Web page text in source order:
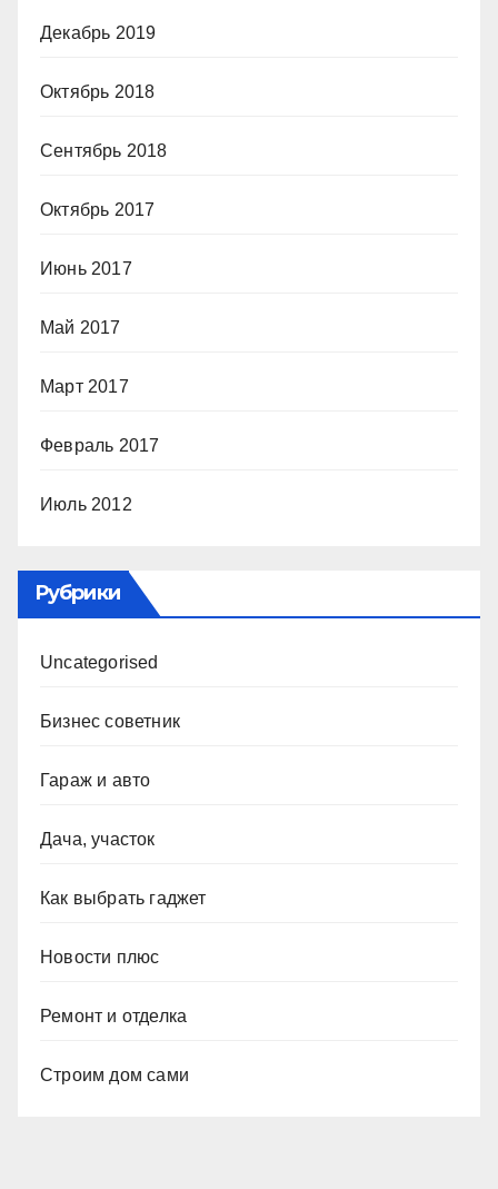
Декабрь 2019
Октябрь 2018
Сентябрь 2018
Октябрь 2017
Июнь 2017
Май 2017
Март 2017
Февраль 2017
Июль 2012
Рубрики
Uncategorised
Бизнес советник
Гараж и авто
Дача, участок
Как выбрать гаджет
Новости плюс
Ремонт и отделка
Строим дом сами